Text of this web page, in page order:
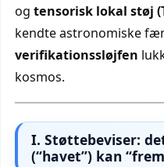
og tensorisk lokal støj
kendte astronomiske
verifikationssløjfen
kosmos.
I. Støttebeviser:
(“havet”) kan